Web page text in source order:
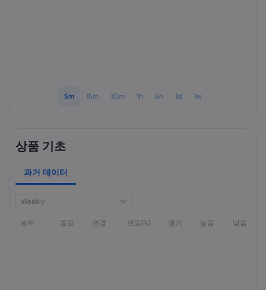
5m 15m 30m 1h 4h 1d 1w
상품 기초
과거 데이터
Weekly
날짜 종료 변경 변동(%) 열기 높음 낮음